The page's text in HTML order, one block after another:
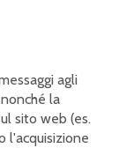
agli
la
sito web (es.
l'acquisizione